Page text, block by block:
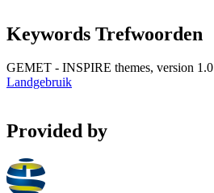
Keywords Trefwoorden
GEMET - INSPIRE themes, version 1.0
Landgebruik
Provided by